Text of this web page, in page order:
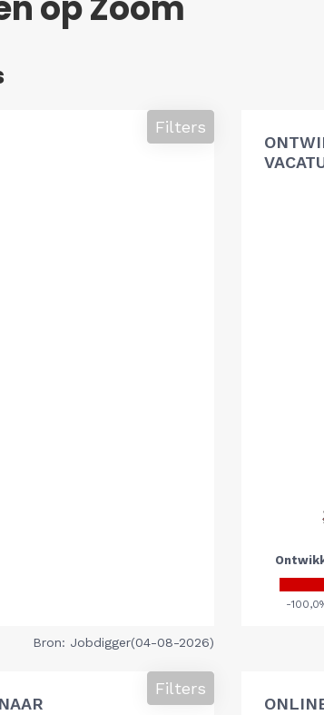
Filters
Bron: Jobdigger(04-08-2026)
Filters